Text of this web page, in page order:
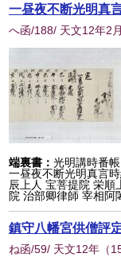
一昼夜不断光明真
へ函/188/ 天文12年2
端裏書：光明講時番
一昼夜不断光明真言
辰上人 宝菩提院 栄順
院 治部卿律師 宰相阿
鎮守八幡宮供僧評
ね函/59/ 天文12年 （